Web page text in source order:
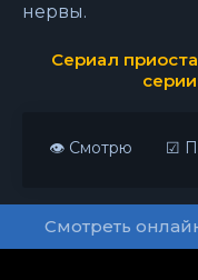
нервы.
Сериал
👁 Смотрю ☑
Смотреть